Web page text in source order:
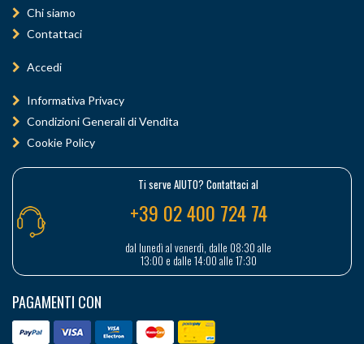
Chi siamo
Contattaci
Accedi
Informativa Privacy
Condizioni Generali di Vendita
Cookie Policy
Ti serve AIUTO? Contattaci al
+39 02 400 724 74
dal lunedì al venerdì, dalle 08:30 alle
13:00 e dalle 14:00 alle 17:30
PAGAMENTI CON